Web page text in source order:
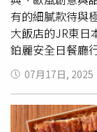
生魚片二品、白
定食為820元的
方面，考量天母
な」整體裝潢融
的用餐環境，除
用餐且彈性區隔
對十週年活動
水「天泉溫泉水
里1千5百公尺下
則嚴選台東池上
於製作歐姆滑蛋
屏東大武山牧場
灣知名品牌究好
團隊除了視部位
有的細膩款待與
大飯店的JR東日
鉑麗安全日餐廳
HAYASE日籍料
楊德興打造綠竹
庄內產哈密瓜為
中、西，從食材
07月17日, 2025